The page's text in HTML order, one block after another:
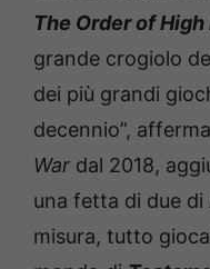
The Order of High
grande crogiolo
dei più grandi
decennio”,
War dal 2018,
una fetta di due di
misura, tutto